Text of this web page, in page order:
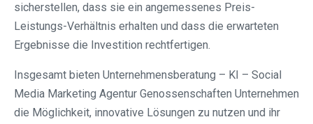
sicherstellen, dass sie ein angemessenes Preis-
Leistungs-Verhältnis erhalten und dass die erwarteten
Ergebnisse die Investition rechtfertigen.
Insgesamt bieten Unternehmensberatung – KI – Social
Media Marketing Agentur Genossenschaften Unternehmen
die Möglichkeit, innovative Lösungen zu nutzen und ihr